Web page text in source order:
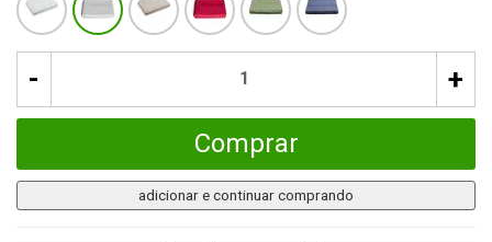
- +
Comprar
adicionar e continuar comprando